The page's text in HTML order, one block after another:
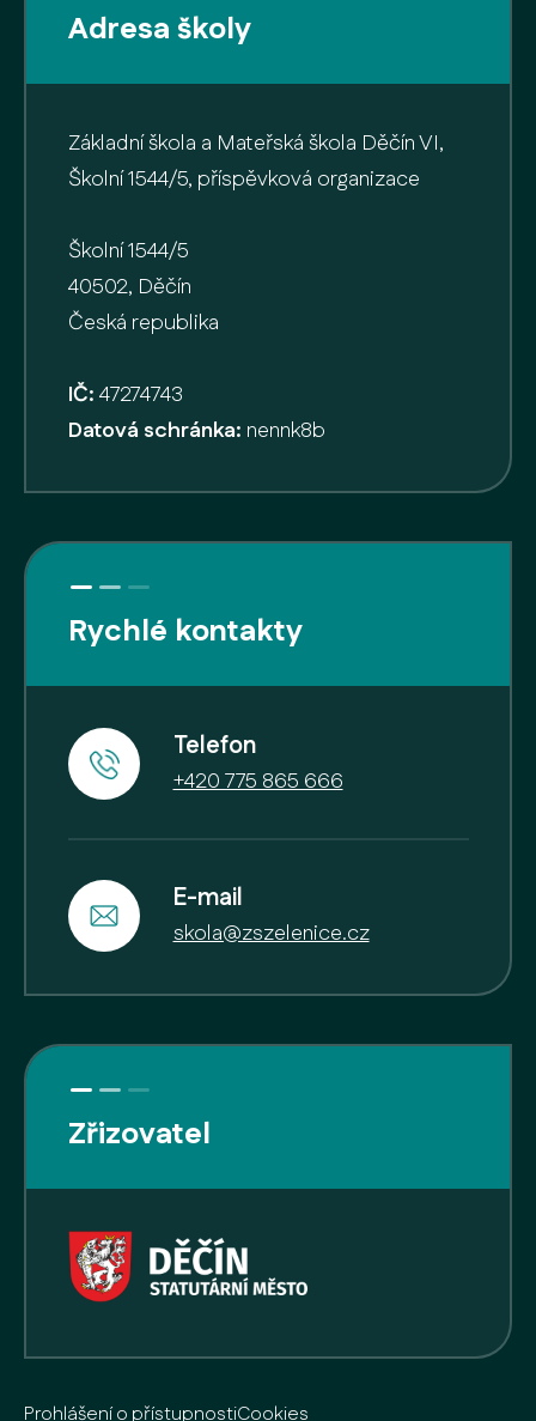
Adresa školy
Základní škola a Mateřská škola Děčín VI,
Školní 1544/5, příspěvková organizace
Školní 1544/5
40502, Děčín
Česká republika
IČ:47274743
Datová schránka: nennk8b
Rychlé kontakty
Telefon
+420 775 865 666
E-mail
skola@zszelenice.cz
Zřizovatel
Prohlášení o přístupnostiCookies